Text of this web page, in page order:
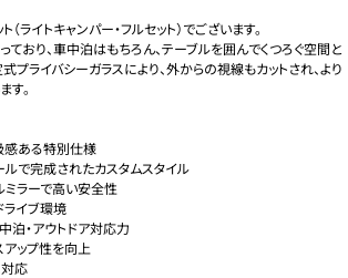
ライトキャンパー・フルセット）でございます。
ており、車中泊はもちろん、テーブルを囲んでくつろぐ空間と
プライバシーガラスにより、外からの視線もカットされ、より
す。
感ある特別仕様
で完成されたカスタムスタイル
ミラーで高い安全性
イブ環境
泊・アウトドア対応力
ップ性を向上
応